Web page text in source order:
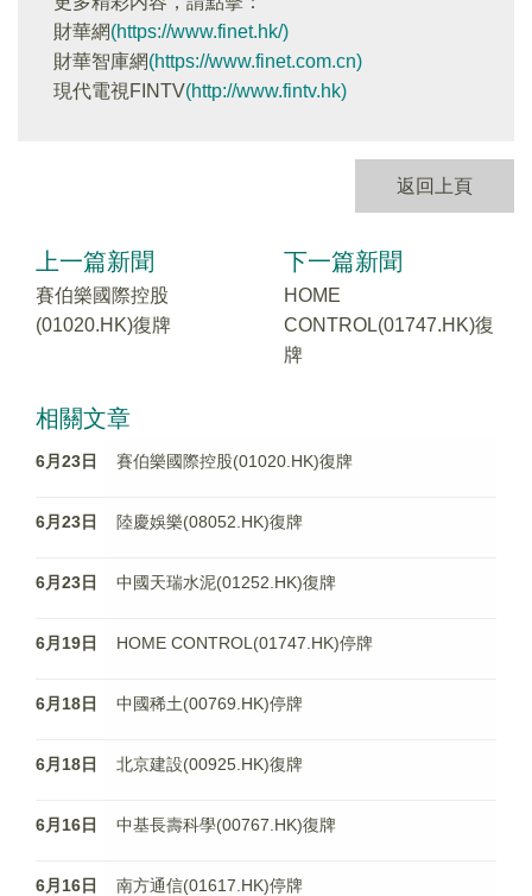
財華網(https://www.finet.hk/)
財華智庫網(https://www.finet.com.cn)
現代電視FINTV(http://www.fintv.hk)
返回上頁
上一篇新聞
賽伯樂國際控股
(01020.HK)復牌
下一篇新聞
HOME
CONTROL(01747.HK)復
牌
相關文章
6月23日 賽伯樂國際控股(01020.HK)復牌
6月23日 陸慶娛樂(08052.HK)復牌
6月23日 中國天瑞水泥(01252.HK)復牌
6月19日 HOME CONTROL(01747.HK)停牌
6月18日 中國稀土(00769.HK)停牌
6月18日 北京建設(00925.HK)復牌
6月16日 中基長壽科學(00767.HK)復牌
6月16日 南方通信(01617.HK)停牌